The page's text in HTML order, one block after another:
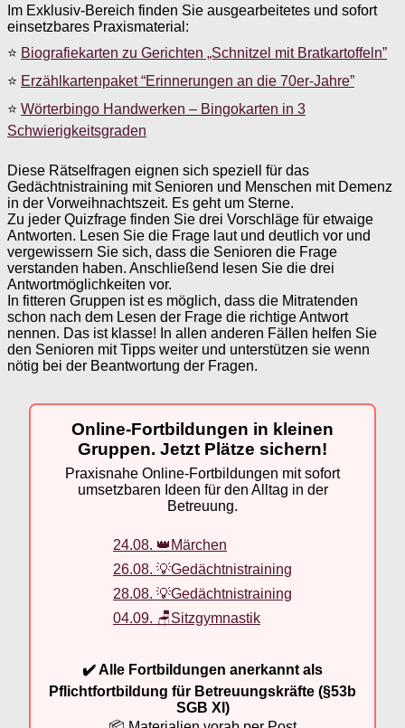
Im Exklusiv-Bereich finden Sie ausgearbeitetes und sofort
einsetzbares Praxismaterial:
⭐ Biografiekarten zu Gerichten „Schnitzel mit Bratkartoffeln”
⭐ Erzählkartenpaket “Erinnerungen an die 70er-Jahre”
⭐ Wörterbingo Handwerken – Bingokarten in 3
Schwierigkeitsgraden
Diese Rätselfragen eignen sich speziell für das
Gedächtnistraining mit Senioren und Menschen mit Demenz
in der Vorweihnachtszeit. Es geht um Sterne.
Zu jeder Quizfrage finden Sie drei Vorschläge für etwaige
Antworten. Lesen Sie die Frage laut und deutlich vor und
vergewissern Sie sich, dass die Senioren die Frage
verstanden haben. Anschließend lesen Sie die drei
Antwortmöglichkeiten vor.
In fitteren Gruppen ist es möglich, dass die Mitratenden
schon nach dem Lesen der Frage die richtige Antwort
nennen. Das ist klasse! In allen anderen Fällen helfen Sie
den Senioren mit Tipps weiter und unterstützen sie wenn
nötig bei der Beantwortung der Fragen.
Online-Fortbildungen in kleinen
Gruppen. Jetzt Plätze sichern!
Praxisnahe Online-Fortbildungen mit sofort
umsetzbaren Ideen für den Alltag in der
Betreuung.
24.08. 👑Märchen
26.08. 💡Gedächtnistraining
28.08. 💡Gedächtnistraining
04.09. 🪑Sitzgymnastik
✔️ Alle Fortbildungen anerkannt als
Pflichtfortbildung für Betreuungskräfte (§53b
SGB XI)